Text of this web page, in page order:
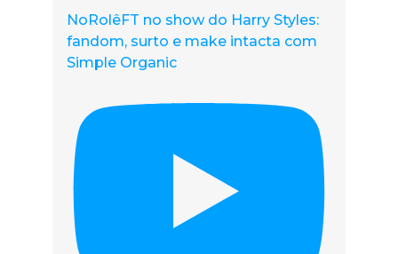
NoRolêFT no show do Harry Styles:
fandom, surto e make intacta com
Simple Organic